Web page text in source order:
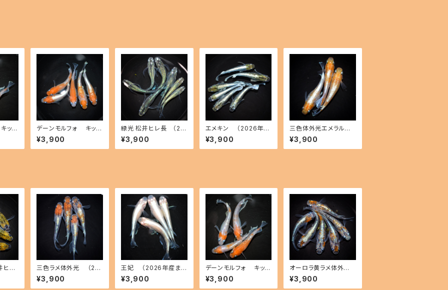
ッシ
B-
デーンモルフォ キッシ
ングワイドフィン（2026
年産まれ） オス2 メス3
(現物出品) ikahoff C-
¥3,900
緑光 松井ヒレ長 （20
26年産まれ） オス3 メ
ス4(現物出品) ikahof
f B-0719-51352-a
¥3,900
エメキン （2026年産
まれ） オス4 メス2(現物
出品) ikahoff B-072
4-51397-a
¥3,900
三色体外光エメラルドフ
ィン 紅白タイプ （202
6年産まれ） オス1 メス
2(現物出品) ikahoff
¥3,900
ヒレ
三色ラメ体外光 （20
26年産まれ） オス2 メ
ス2(現物出品) ikahoff
¥3,900
王妃 （2026年産ま
れ） オス2 メス2(現物出
品) ikahoff C-0721-
¥3,900
デーンモルフォ キッシ
ングワイドフィン（2026
年産まれ） オス2 メス2
¥3,900
オーロラ黄ラメ体外光
（2026年産まれ） オ
ス2 メス4(現物出品) ik
¥3,900